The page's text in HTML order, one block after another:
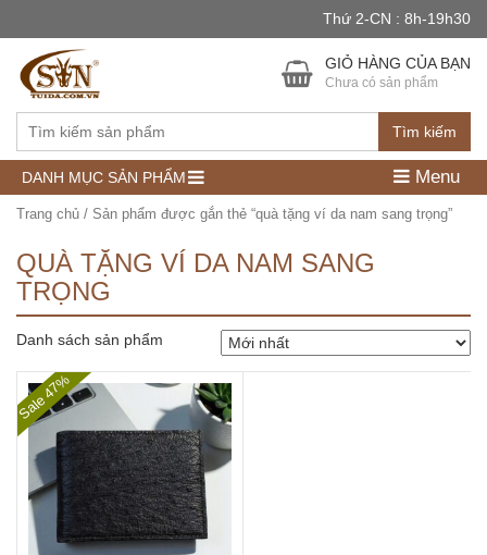
Thứ 2-CN : 8h-19h30
Tìm kiếm
GIỎ HÀNG CỦA BẠN
Chưa có sản phẩm
DANH MỤC SẢN PHẨM Menu
Trang chủ / Sản phẩm được gắn thẻ “quà tặng ví da nam sang trọng”
QUÀ TẶNG VÍ DA NAM SANG
TRỌNG
Danh sách sản phẩm
Sale 47%